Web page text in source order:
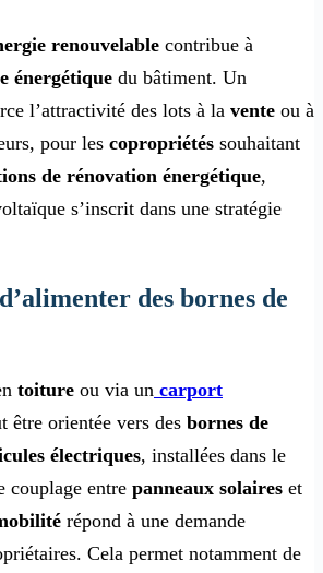
renouvelable contribue à
énergétique du bâtiment. Un
l’attractivité des lots à la vente ou à
pour les copropriétés souhaitant
de rénovation énergétique,
s’inscrit dans une stratégie
des bornes de
toiture ou via un carport
être orientée vers des bornes de
électriques, installées dans le
couplage entre panneaux solaires et
répond à une demande
Cela permet notamment de